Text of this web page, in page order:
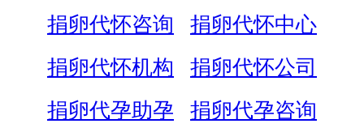
捐卵代怀咨询
捐卵代怀中心
捐卵代怀机构
捐卵代怀公司
捐卵代孕助孕
捐卵代孕咨询